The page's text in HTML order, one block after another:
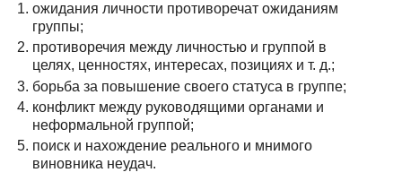
ожидания личности противоречат ожиданиям
группы;
противоречия между личностью и группой в
целях, ценностях, интересах, позициях и т. д.;
борьба за повышение своего статуса в группе;
конфликт между руководящими органами и
неформальной группой;
поиск и нахождение реального и мнимого
виновника неудач.